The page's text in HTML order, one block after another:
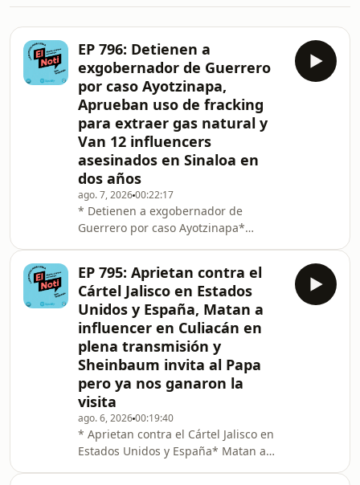
EP 796: Detienen a
exgobernador de Guerrero
por caso Ayotzinapa,
Aprueban uso de fracking
para extraer gas natural y
Van 12 influencers
asesinados en Sinaloa en
dos años
ago. 7, 202600:22:17
* Detienen a exgobernador de
Guerrero por caso Ayotzinapa*
influencers asesinados en Sinaloa en
dos años
EP 795: Aprietan contra el
Cártel Jalisco en Estados
Unidos y España, Matan a
influencer en Culiacán en
plena transmisión y
Sheinbaum invita al Papa
pero ya nos ganaron la
visita
ago. 6, 202600:19:40
* Aprietan contra el Cártel Jalisco en
Estados Unidos y España* Matan a